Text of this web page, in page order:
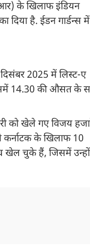
के खिलाफ इंडियन
दिया है. ईडन गार्डन्स में
2025 में लिस्ट-ए
14.30 की औसत के
को खेले गए विजय
कर्नाटक के खिलाफ 10
खेल चुके हैं, जिसमें